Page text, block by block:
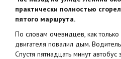
практически полностью
пятого маршрута.
По словам очевидцев, как только
двигателя повалил дым.
Спустя пятнадцать минут